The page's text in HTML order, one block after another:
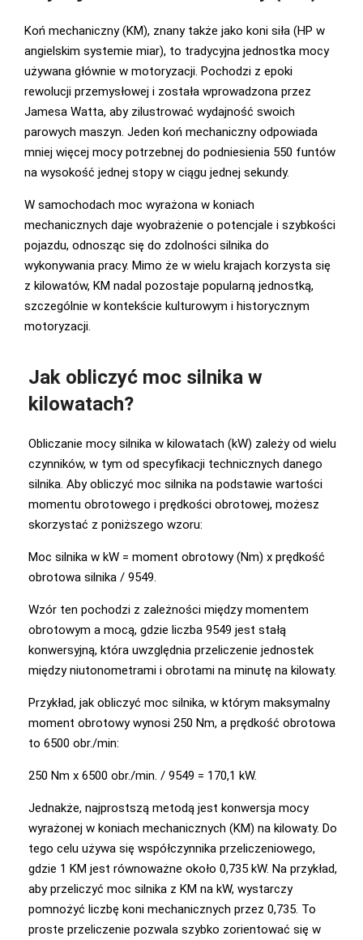
Koń mechaniczny (KM), znany także jako koni siła (HP w
angielskim systemie miar), to tradycyjna jednostka mocy
używana głównie w motoryzacji. Pochodzi z epoki
rewolucji przemysłowej i została wprowadzona przez
Jamesa Watta, aby zilustrować wydajność swoich
parowych maszyn. Jeden koń mechaniczny odpowiada
mniej więcej mocy potrzebnej do podniesienia 550 funtów
na wysokość jednej stopy w ciągu jednej sekundy.
W samochodach moc wyrażona w koniach
mechanicznych daje wyobrażenie o potencjale i szybkości
pojazdu, odnosząc się do zdolności silnika do
wykonywania pracy. Mimo że w wielu krajach korzysta się
z kilowatów, KM nadal pozostaje popularną jednostką,
szczególnie w kontekście kulturowym i historycznym
motoryzacji.
Jak obliczyć moc silnika w
kilowatach?
Obliczanie mocy silnika w kilowatach (kW) zależy od wielu
czynników, w tym od specyfikacji technicznych danego
silnika. Aby obliczyć moc silnika na podstawie wartości
momentu obrotowego i prędkości obrotowej, możesz
skorzystać z poniższego wzoru:
Moc silnika w kW = moment obrotowy (Nm) x prędkość
obrotowa silnika / 9549.
Wzór ten pochodzi z zależności między momentem
obrotowym a mocą, gdzie liczba 9549 jest stałą
konwersyjną, która uwzględnia przeliczenie jednostek
między niutonometrami i obrotami na minutę na kilowaty.
Przykład, jak obliczyć moc silnika, w którym maksymalny
moment obrotowy wynosi 250 Nm, a prędkość obrotowa
to 6500 obr./min:
250 Nm x 6500 obr./min. / 9549 = 170,1 kW.
Jednakże, najprostszą metodą jest konwersja mocy
wyrażonej w koniach mechanicznych (KM) na kilowaty. Do
tego celu używa się współczynnika przeliczeniowego,
gdzie 1 KM jest równoważne około 0,735 kW. Na przykład,
aby przeliczyć moc silnika z KM na kW, wystarczy
pomnożyć liczbę koni mechanicznych przez 0,735. To
proste przeliczenie pozwala szybko zorientować się w